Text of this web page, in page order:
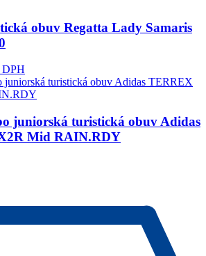
obuv Regatta Lady Samaris
DPH
juniorská turistická obuv Adidas
Mid RAIN.RDY